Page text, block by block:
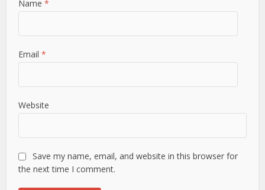
Name*
Email*
Website
Save my name, email, and website in this browser for
the next time I comment.